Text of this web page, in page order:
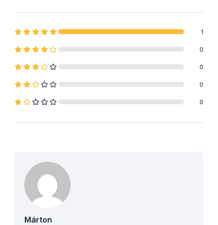
1
0
0
0
0
Márton